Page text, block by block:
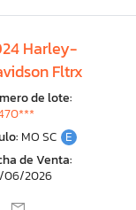
Harley-
Fltrx
de lote:
MO SC E
de Venta:
2026